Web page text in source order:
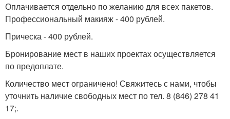
Оплачивается отдельно по желанию для всех пакетов.
Профессиональный макияж - 400 рублей.
Прическа - 400 рублей.
Бронирование мест в наших проектах осуществляется
по предоплате.
Количество мест ограничено! Свяжитесь с нами, чтобы
уточнить наличие свободных мест по тел. 8 (846) 278 41
17;.